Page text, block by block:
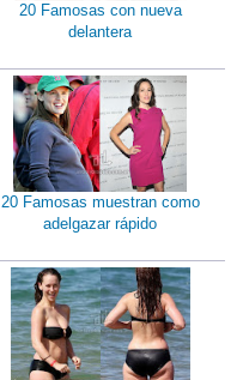
20 Famosas con nueva
delantera
20 Famosas muestran como
adelgazar rápido